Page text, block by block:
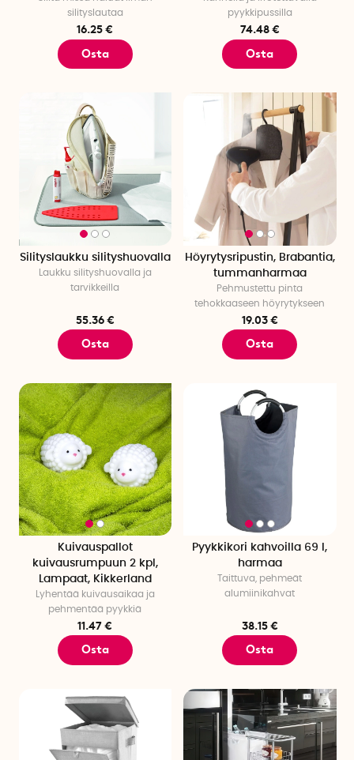
silityslautaa
16.25 €
Osta
pyykkipussilla
74.48 €
Osta
Silityslaukku silityshuovalla
Laukku silityshuovalla ja
tarvikkeilla
55.36 €
Osta
Höyrytysripustin, Brabantia,
tummanharmaa
Pehmustettu pinta
tehokkaaseen höyrytykseen
19.03 €
Osta
Kuivauspallot
kuivausrumpuun 2 kpl,
Lampaat, Kikkerland
Lyhentää kuivausaikaa ja
pehmentää pyykkiä
11.47 €
Osta
Pyykkikori kahvoilla 69 l,
harmaa
Taittuva, pehmeät
alumiinikahvat
38.15 €
Osta